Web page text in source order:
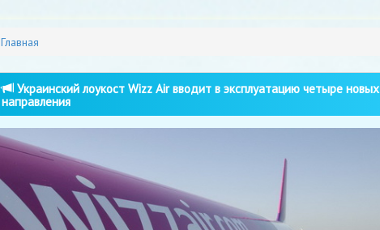
Главная
Украинский лоукост Wizz Air вводит в эксплуатацию четыре новых
направления